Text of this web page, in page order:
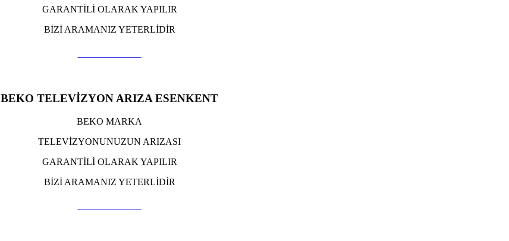
GARANTİLİ OLARAK YAPILIR
BİZİ ARAMANIZ YETERLİDİR
BEKO TELEVİZYON ARIZA ESENKENT
BEKO MARKA
TELEVİZYONUNUZUN ARIZASI
GARANTİLİ OLARAK YAPILIR
BİZİ ARAMANIZ YETERLİDİR